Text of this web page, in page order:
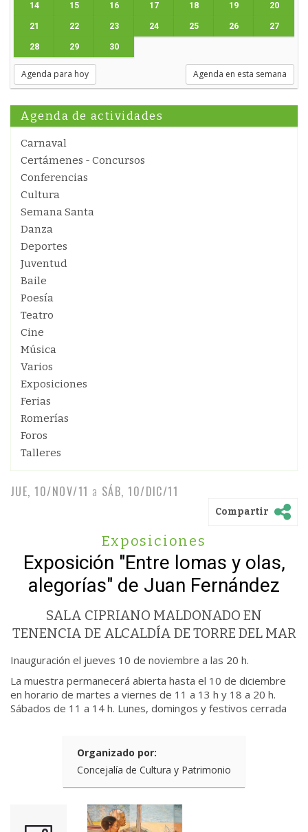
14 15 16 17 18 19 20
21 22 23 24 25 26 27
28 29 30
Agenda para hoy Agenda en esta semana
Agenda de actividades
Carnaval
Certámenes - Concursos
Conferencias
Cultura
Semana Santa
Danza
Deportes
Juventud
Baile
Poesía
Teatro
Cine
Música
Varios
Exposiciones
Ferias
Romerías
Foros
Talleres
JUE, 10/NOV/11 a SÁB, 10/DIC/11
Compartir
Exposiciones
Exposición "Entre lomas y olas,
alegorías" de Juan Fernández
SALA CIPRIANO MALDONADO EN
TENENCIA DE ALCALDÍA DE TORRE DEL MAR
Inauguración el jueves 10 de noviembre a las 20 h.
La muestra permanecerá abierta hasta el 10 de diciembre
en horario de martes a viernes de 11 a 13 h y 18 a 20 h.
Sábados de 11 a 14 h. Lunes, domingos y festivos cerrada
Organizado por:
Concejalía de Cultura y Patrimonio